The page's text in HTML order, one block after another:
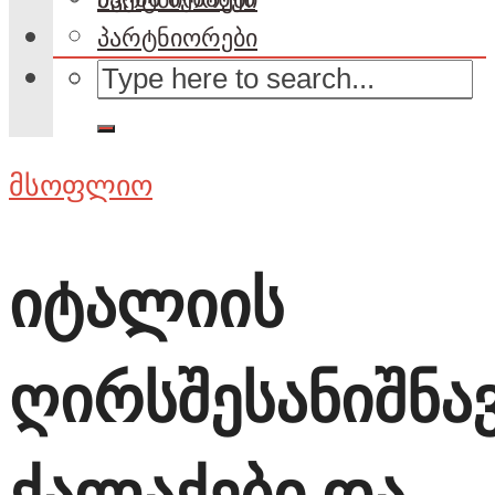
პარტნიორები
მსოფლიო
იტალიის